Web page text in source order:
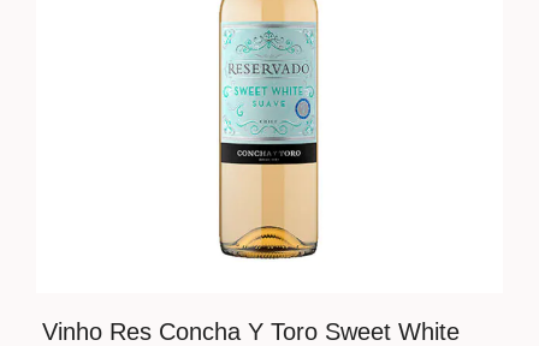
Vinho Res Concha Y Toro Sweet White